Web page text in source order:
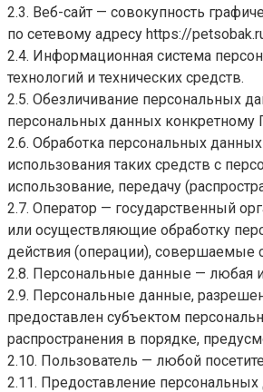
2.3. Веб-сайт — совокупность
по сетевому адресу https://
2.4. Информационная система
технологий и технических средств.
2.5. Обезличивание персональных
персональных данных конкретному
2.6. Обработка персональных
использования таких средств с
использование, передачу
2.7. Оператор — государственный
или осуществляющие обработку
действия (операции),
2.8. Персональные данные — любая
2.9. Персональные данные,
предоставлен субъектом
распространения в порядке,
2.10. Пользователь — любой
2.11. Предоставление